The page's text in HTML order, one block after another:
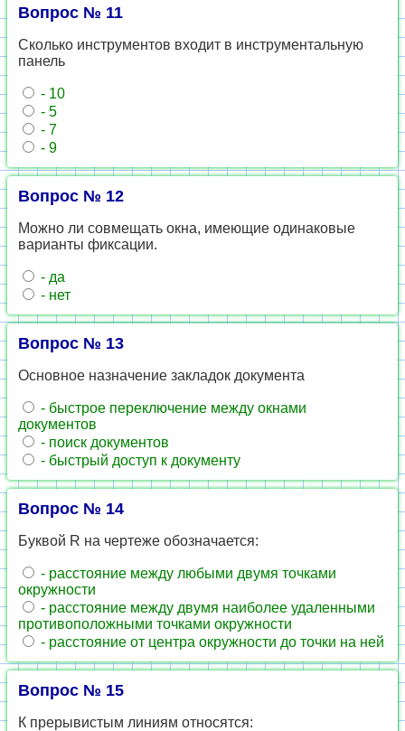
Вопрос № 11
Сколько инструментов входит в инструментальную
панель
- 10
- 5
- 7
- 9
Вопрос № 12
Можно ли совмещать окна, имеющие одинаковые
варианты фиксации.
- да
- нет
Вопрос № 13
Основное назначение закладок документа
- быстрое переключение между окнами
документов
- поиск документов
- быстрый доступ к документу
Вопрос № 14
Буквой R на чертеже обозначается:
- расстояние между любыми двумя точками
окружности
- расстояние между двумя наиболее удаленными
противоположными точками окружности
- расстояние от центра окружности до точки на ней
Вопрос № 15
К прерывистым линиям относятся: